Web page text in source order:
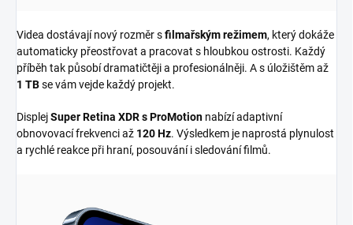
Videa dostávají nový rozměr sfilmařským režimem, který dokáže
automaticky přeostřovat a pracovat s hloubkou ostrosti. Každý
příběh tak působí dramatičtěji a profesionálněji. A s úložištěm až
1 TBse vám vejde každý projekt.
DisplejSuper Retina XDR s ProMotion nabízí adaptivní
obnovovací frekvenci až 120 Hz. Výsledkem je naprostá plynulost
a rychlé reakce při hraní, posouvání i sledování filmů.